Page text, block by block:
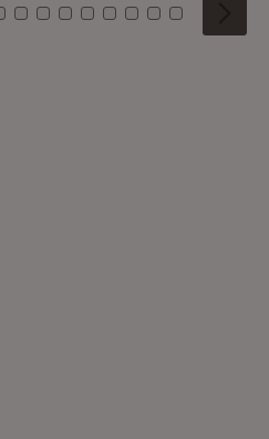
2 3 4
Kachel: 5
Zu Kachel: 6
Zu Kachel: 7
Zu Kachel: 8
Zu Kachel: 9
Zu Kachel: 10
Zu Kachel: 11
Zu Kachel: 12
Zu Kachel:
Zu